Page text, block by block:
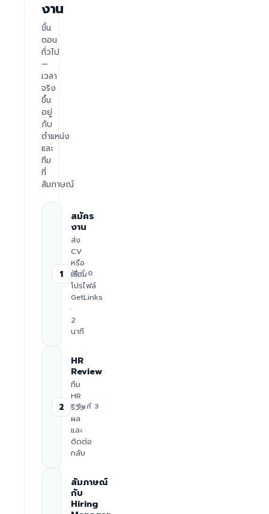
งาน
ขั้น
ตอน
ทั่วไป
—
เวลา
จริง
ขึ้น
อยู่
กับ
ตำแหน่ง
และ
ทีม
ที่
สัมภาษณ์
1
สมัคร
งาน
ส่ง
CV
หรือ
เชื่อม
โปรไฟล์
GetLinks
·
2
นาที
วันที่ 0
2
HR
Review
ทีม
HR
รีวิว
ผล
และ
ติดต่อ
กลับ
≈ วันที่ 3
สัมภาษณ์
กับ
Hiring